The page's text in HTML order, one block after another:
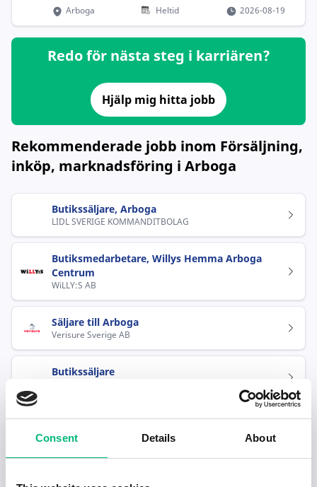
Consent Details About
Arboga Heltid 2026-08-19
Redo för nästa steg i karriären?
Hjälp mig hitta jobb
Rekommenderade jobb inom Försäljning,
inköp, marknadsföring i Arboga
Butikssäljare, Arboga
LIDL SVERIGE KOMMANDITBOLAG
Butiksmedarbetare, Willys Hemma Arboga
Centrum
WiLLY:S AB
Säljare till Arboga
Verisure Sverige AB
Butikssäljare
Säljare Vilt & Fisk - Arboga / Kungsör /
Köping